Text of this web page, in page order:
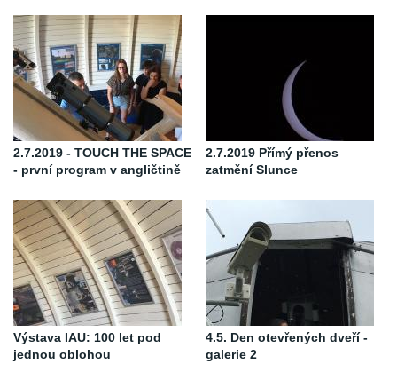
2.7.2019 - TOUCH THE SPACE
- první program v angličtině
2.7.2019 Přímý přenos
zatmění Slunce
Výstava IAU: 100 let pod
jednou oblohou
4.5. Den otevřených dveří -
galerie 2